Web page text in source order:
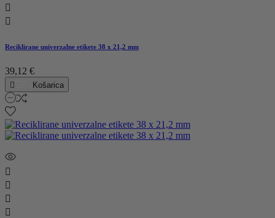


Reciklirane univerzalne etikete 38 x 21,2 mm
39,12 €
 Košarica



